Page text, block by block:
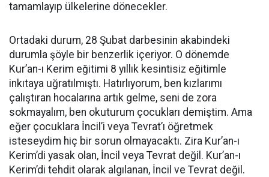
tamamlayıp ülkelerine dönecekler.
Ortadaki durum, 28 Şubat darbesinin akabindeki
durumla şöyle bir benzerlik içeriyor. O dönemde
Kur’an-ı Kerim eğitimi 8 yıllık kesintisiz eğitimle
inkıtaya uğratılmıştı. Hatırlıyorum, ben kızlarımı
çalıştıran hocalarına artık gelme, seni de zora
sokmayalım, ben okuturum çocukları demiştim. Ama
eğer çocuklara İncil’i veya Tevrat’ı öğretmek
isteseydim hiç bir sorun olmayacaktı. Zira Kur’an-ı
Kerim’di yasak olan, İncil veya Tevrat değil. Kur’an-ı
Kerim’di tehdit olarak algılanan, İncil ve Tevrat değil.